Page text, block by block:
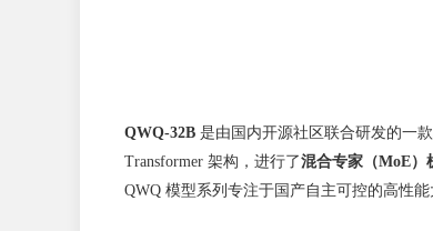
QWQ-32B 是由国内开源社区联合研发的一款
Transformer 架构，进行了混合专家（MoE）
QWQ 模型系列专注于国产自主可控的高性